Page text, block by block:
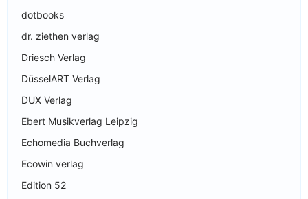
dotbooks
dr. ziethen verlag
Driesch Verlag
DüsselART Verlag
DUX Verlag
Ebert Musikverlag Leipzig
Echomedia Buchverlag
Ecowin verlag
Edition 52